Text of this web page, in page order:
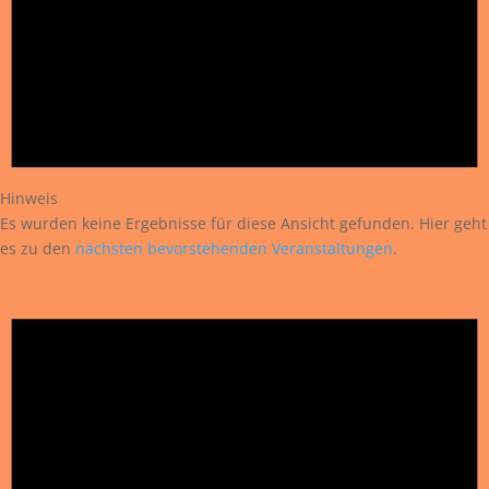
Hinweis
Es wurden keine Ergebnisse für diese Ansicht gefunden. Hier geht
es zu den nächsten bevorstehenden Veranstaltungen.